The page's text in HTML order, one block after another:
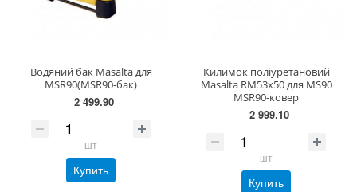
Водяний бак Masalta для
MSR90(MSR90-бак)
2 499.90
шт
Купить
Килимок поліуретановий
Masalta RM53х50 для MS90
MSR90-ковер
2 999.10
шт
Купить